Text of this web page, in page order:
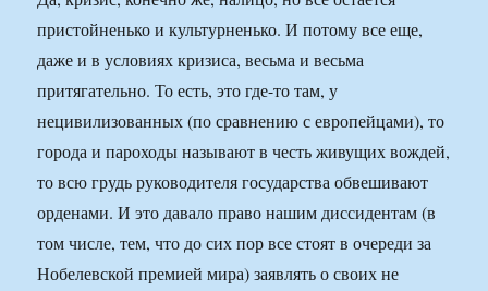
пристойненько и культурненько. И потому все еще,
даже и в условиях кризиса, весьма и весьма
притягательно. То есть, это где-то там, у
нецивилизованных (по сравнению с европейцами), то
города и пароходы называют в честь живущих вождей,
то всю грудь руководителя государства обвешивают
орденами. И это давало право нашим диссидентам (в
том числе, тем, что до сих пор все стоят в очереди за
Нобелевской премией мира) заявлять о своих не